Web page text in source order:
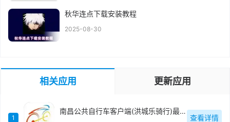
秋华连点下载安装教程
2025-08-30
相关应用 更新应用
1
南昌公共自行车客户端(洪城乐骑行)最新版
查看详情